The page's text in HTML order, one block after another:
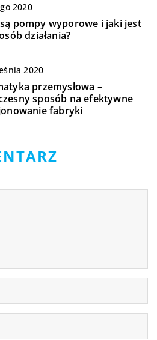
2020
pompy wyporowe i jaki jest
działania?
2020
przemysłowa –
sposób na efektywne
fabryki